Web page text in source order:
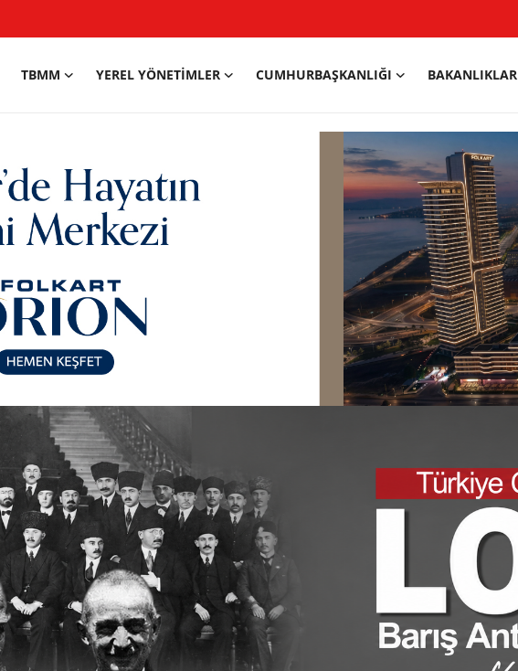
TBMM YEREL YÖNETIMLER CUMHURBAŞKANLIĞI BAKANLIKLAR